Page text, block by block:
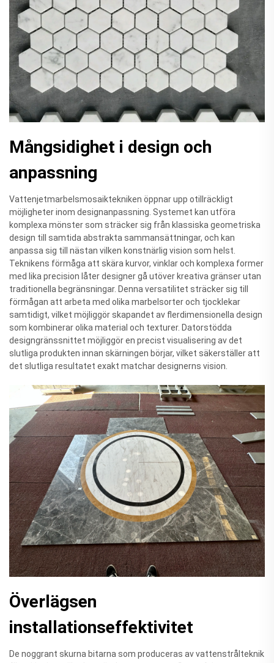
Mångsidighet i design och
anpassning
Vattenjetmarbelsmosaiktekniken öppnar upp otillräckligt
möjligheter inom designanpassning. Systemet kan utföra
komplexa mönster som sträcker sig från klassiska geometriska
design till samtida abstrakta sammansättningar, och kan
anpassa sig till nästan vilken konstnärlig vision som helst.
Teknikens förmåga att skära kurvor, vinklar och komplexa former
med lika precision låter designer gå utöver kreativa gränser utan
traditionella begränsningar. Denna versatilitet sträcker sig till
förmågan att arbeta med olika marbelsorter och tjocklekar
samtidigt, vilket möjliggör skapandet av flerdimensionella design
som kombinerar olika material och texturer. Datorstödda
designgränssnittet möjliggör en precist visualisering av det
slutliga produkten innan skärningen börjar, vilket säkerställer att
det slutliga resultatet exakt matchar designerns vision.
Överlägsen
installationseffektivitet
De noggrant skurna bitarna som produceras av vattenstrålteknik